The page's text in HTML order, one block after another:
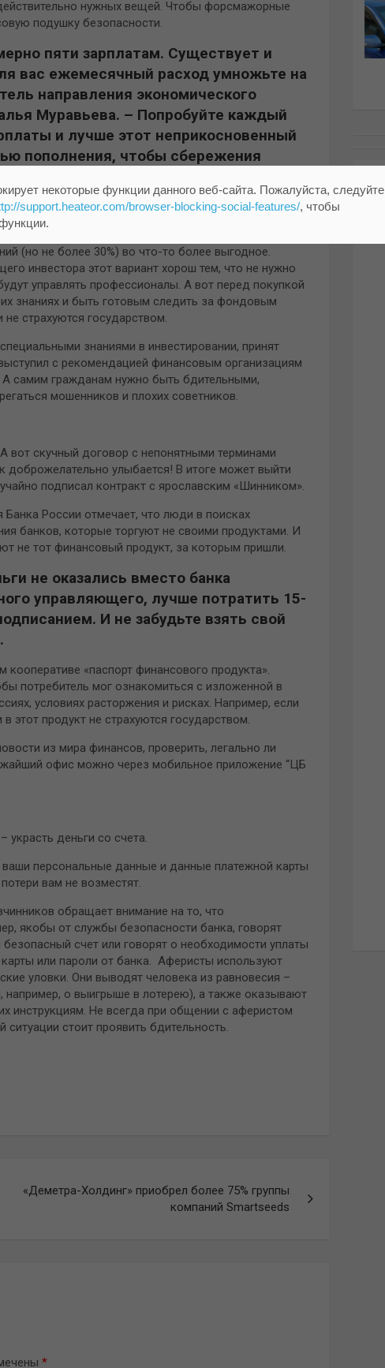
нужных вещей. Чтобы форсмажорные
подушку безопасности.
пяти зарплатам. Существует и
вас ежемесячный расход умножьте на
направления экономического
Муравьева. – Попробуйте каждый
и лучше этот неприкосновенный
пополнения, чтобы сбережения
дохода. Средства до 1,4 млн рублей
(но не более 30%) во что-то более выгодное.
инвестора этот вариант хорош тем, что не нужно
управлять профессионалы. А вот перед покупкой
знаниях и быть готовым следить за фондовым
страхуются государством.
знаниями в инвестировании, принят
с рекомендацией финансовым организациям
самим гражданам нужно быть бдительными,
мошенников и плохих советников.​
вот скучный договор с непонятными терминами
доброжелательно улыбается! В итоге может выйти
подписал контракт с ярославским «Шинником».
России отмечает, что люди в поисках
банков, которые торгуют не своими продуктами. И
не тот финансовый продукт, за которым пришли.
не оказались вместо банка
управляющего, лучше потратить 15-
И не забудьте взять свой
«паспорт финансового продукта».
потребитель мог ознакомиться с изложенной в
условиях расторжения и рисках. Например, если
этот продукт не страхуются государством.
из мира финансов, проверить, легально ли
офис можно через мобильное приложение “ЦБ
деньги со счета.
персональные данные и данные платежной карты
вам не возместят.
обращает внимание на то, что
якобы от службы безопасности банка, говорят
счет или говорят о необходимости уплаты
или пароли от банка. Аферисты используют
уловки. Они выводят человека из равновесия –
например, о выигрыше в лотерею), а также оказывают
инструкциям. Не всегда при общении с аферистом
стоит проявить бдительность.
«Деметра-Холдинг» приобрел более 75% группы
компаний Smartseeds
*
некоторые функции данного веб-сайта. Пожалуйста, следуйте
support.heateor.com/browser-blocking-social-features/, чтобы